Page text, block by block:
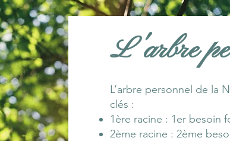
L'arbre
L’arbre personnel de la
clés :
1ère racine : 1er besoin
2ème racine : 2ème